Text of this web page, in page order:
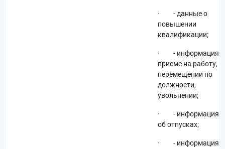
· - данные о
повышении
квалификации;
· - информация о
приеме на работу,
перемещении по
должности,
увольнении;
· - информация
об отпусках;
· - информация о